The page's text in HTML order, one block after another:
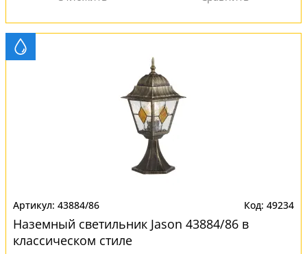
43884/86 49234
Наземный светильник Jason 43884/86 в
классическом стиле